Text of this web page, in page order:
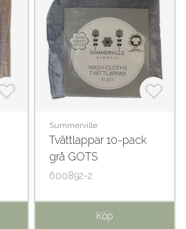
Summerville
Tvättlappar 10-pack
grå GOTS
600892-2
Köp